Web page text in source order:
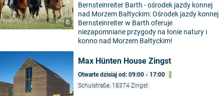
©
Bernsteinreiter Barth - ośrodek jazdy konnej
nad Morzem Bałtyckim: Ośrodek jazdy konnej
Bernsteinreiter w Barth oferuje
niezapomniane przygody na łonie natury i
konno nad Morzem Bałtyckim!
Max Hünten House Zingst
Otwarte dzisiaj od: 09:00 - 17:00
Schulstraße, 18374 Zingst